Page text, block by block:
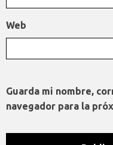
Web
Guarda mi nombre,
navegador para la